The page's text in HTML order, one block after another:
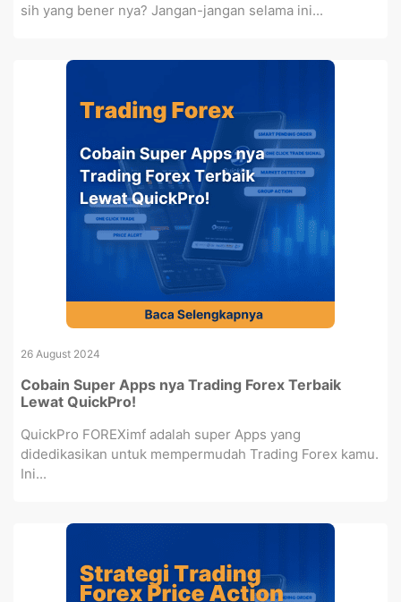
sih yang bener nya? Jangan-jangan selama ini...
26 August 2024
Cobain Super Apps nya Trading Forex Terbaik
Lewat QuickPro!
QuickPro FOREXimf adalah super Apps yang
didedikasikan untuk mempermudah Trading Forex kamu.
Ini...